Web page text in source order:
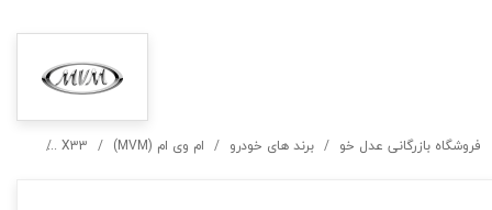
فروشگاه بازرگانی عدل خو برند های خودرو ام وی ام (MVM) X33